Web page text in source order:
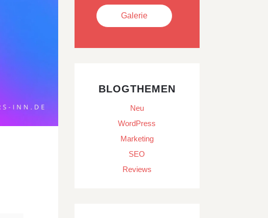
Galerie
BLOGTHEMEN
Neu
WordPress
Marketing
SEO
Reviews